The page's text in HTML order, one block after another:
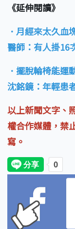
《延伸閱讀》
．月經來太久血
醫師：有人掛16
．擺脫輪椅能
沈銘鏡：年輕患
以上新聞文字、
權合作媒體，禁
寫。